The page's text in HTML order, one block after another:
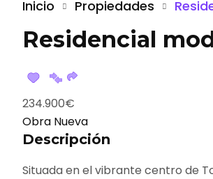
Inicio Propiedades
Residencial
234.900€
Obra Nueva
Descripción
Situada en el vibrante centro de